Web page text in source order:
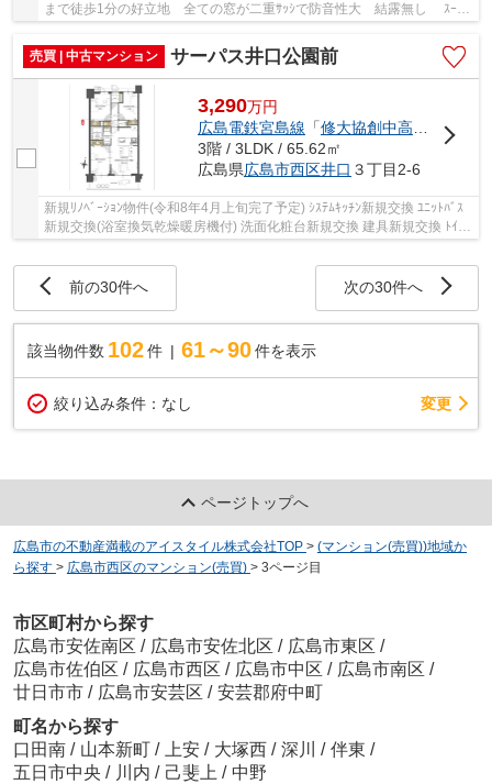
まで徒歩1分の好立地 全ての窓が二重ｻｯｼで防音性大 結露無し ｽｰﾊﾟ
売買 | 中古マンション
サーパス井口公園前
3,290万円
広島電鉄宮島線 「修大協創中高前
」駅 徒
3階 / 3LDK / 65.62㎡
広島県広島市西区井口 ３丁目2-6
新規ﾘﾉﾍﾞｰｼｮﾝ物件(令和8年4月上旬完了予定) ｼｽﾃﾑｷｯﾁﾝ新規交換 ﾕﾆｯﾄﾊﾞｽ
新規交換(浴室換気乾燥暖房機付) 洗面化粧台新規交換 建具新規交換 ﾄｲﾚ
前の30件へ 次の30件へ
該当物件数 102件 61～90 件を表示
絞り込み条件： なし 変更
ページトップへ
広島市の不動産満載のアイスタイル株式会社TOP > (マンション(売買))地域か
ら探す > 広島市西区のマンション(売買) > 3ページ目
市区町村から探す
広島市安佐南区 / 広島市安佐北区 / 広島市東区 /
広島市佐伯区 / 広島市西区 / 広島市中区 / 広島市南区 /
廿日市市 / 広島市安芸区 / 安芸郡府中町
町名から探す
口田南 / 山本新町 / 上安 / 大塚西 / 深川 / 伴東 /
五日市中央 / 川内 / 己斐上 / 中野